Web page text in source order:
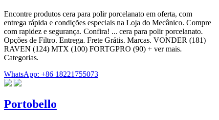
Encontre produtos cera para polir porcelanato em oferta, com
entrega rápida e condições especiais na Loja do Mecânico. Compre
com rapidez e segurança. Confira! ... cera para polir porcelanato.
Opções de Filtro. Entrega. Frete Grátis. Marcas. VONDER (181)
RAVEN (124) MTX (100) FORTGPRO (90) + ver mais.
Categorias.
WhatsApp: +86 18221755073
Portobello